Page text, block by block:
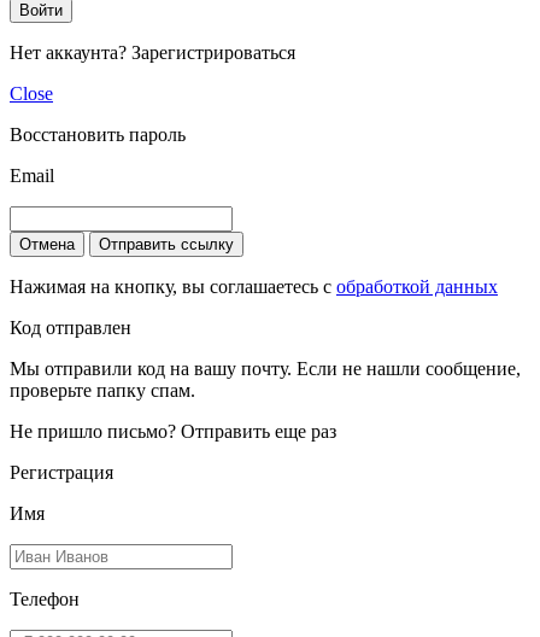
Войти
Нет аккаунта? Зарегистрироваться
Close
Восстановить пароль
Email
Отмена Отправить ссылку
Нажимая на кнопку, вы соглашаетесь с обработкой данных
Код отправлен
Мы отправили код на вашу почту. Если не нашли сообщение,
проверьте папку спам.
Не пришло письмо? Отправить еще раз
Регистрация
Имя
Телефон